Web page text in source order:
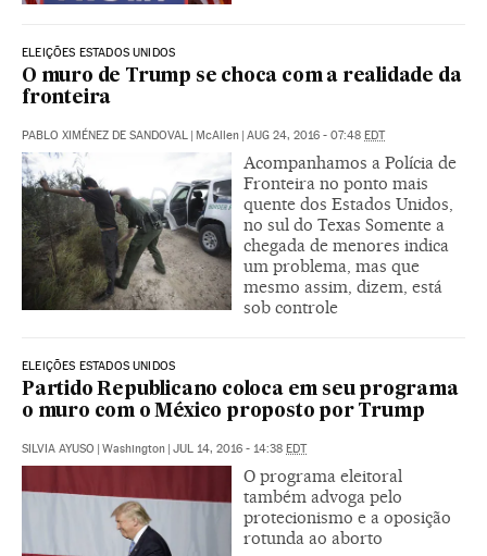
ELEIÇÕES ESTADOS UNIDOS
O muro de Trump se choca com a realidade da
fronteira
PABLO XIMÉNEZ DE SANDOVAL | McAllen | AUG 24, 2016 - 07:48 EDT
Acompanhamos a Polícia de
Fronteira no ponto mais
quente dos Estados Unidos,
no sul do Texas Somente a
chegada de menores indica
um problema, mas que
mesmo assim, dizem, está
sob controle
ELEIÇÕES ESTADOS UNIDOS
Partido Republicano coloca em seu programa
o muro com o México proposto por Trump
SILVIA AYUSO | Washington | JUL 14, 2016 - 14:38 EDT
O programa eleitoral
também advoga pelo
protecionismo e a oposição
rotunda ao aborto